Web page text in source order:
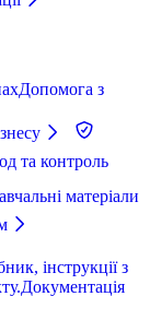
Допомога з
та контроль
матеріали
інструкції з
Документація